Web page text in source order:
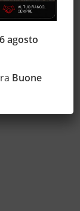
6 agosto
Buone